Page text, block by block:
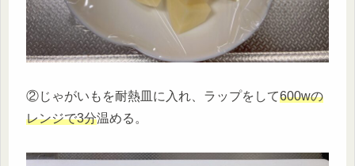
②じゃがいもを耐熱皿に入れ、ラップをして600wの
レンジで3分温める。